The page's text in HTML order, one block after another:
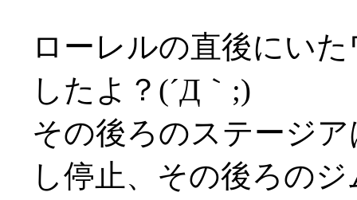
ローレルの直後にい
したよ？(´Д｀;)
その後ろのステージ
し停止、その後ろの